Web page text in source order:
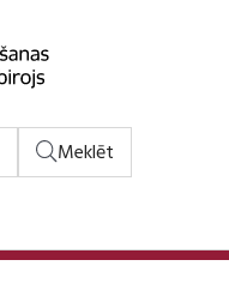
Meklēt